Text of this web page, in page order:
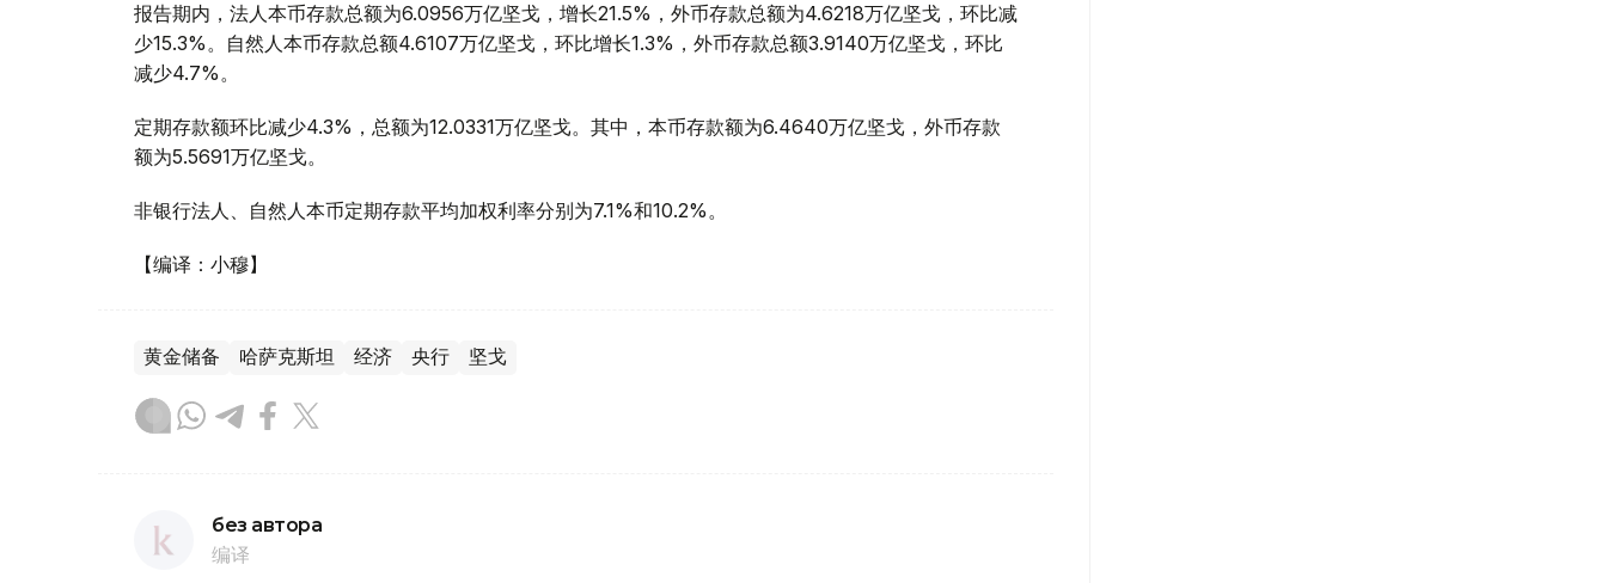
报告期内，法人本币存款总额为6.0956万亿坚戈，增长21.5%，外币存款总额为4.6218万亿坚戈，环比减
少15.3%。自然人本币存款总额4.6107万亿坚戈，环比增长1.3%，外币存款总额3.9140万亿坚戈，环比
减少4.7%。
定期存款额环比减少4.3%，总额为12.0331万亿坚戈。其中，本币存款额为6.4640万亿坚戈，外币存款
额为5.5691万亿坚戈。
非银行法人、自然人本币定期存款平均加权利率分别为7.1%和10.2%。
【编译：小穆】
黄金储备 哈萨克斯坦 经济 央行 坚戈
без автора
编译